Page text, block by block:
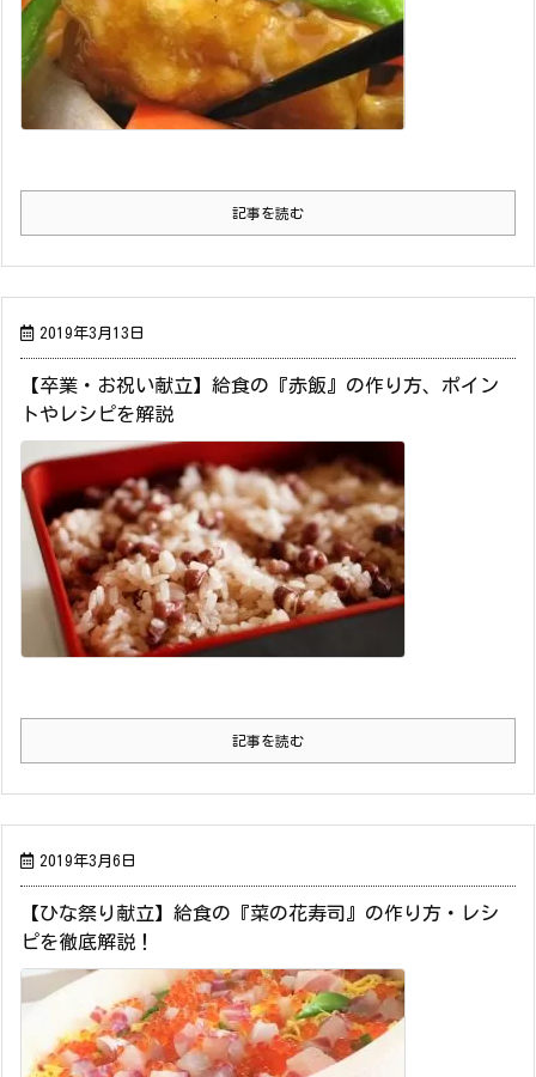
記事を読む
2019年3月13日
【卒業・お祝い献立】給食の『赤飯』の作り方、ポイン
トやレシピを解説
記事を読む
2019年3月6日
【ひな祭り献立】給食の『菜の花寿司』の作り方・レシ
ピを徹底解説！